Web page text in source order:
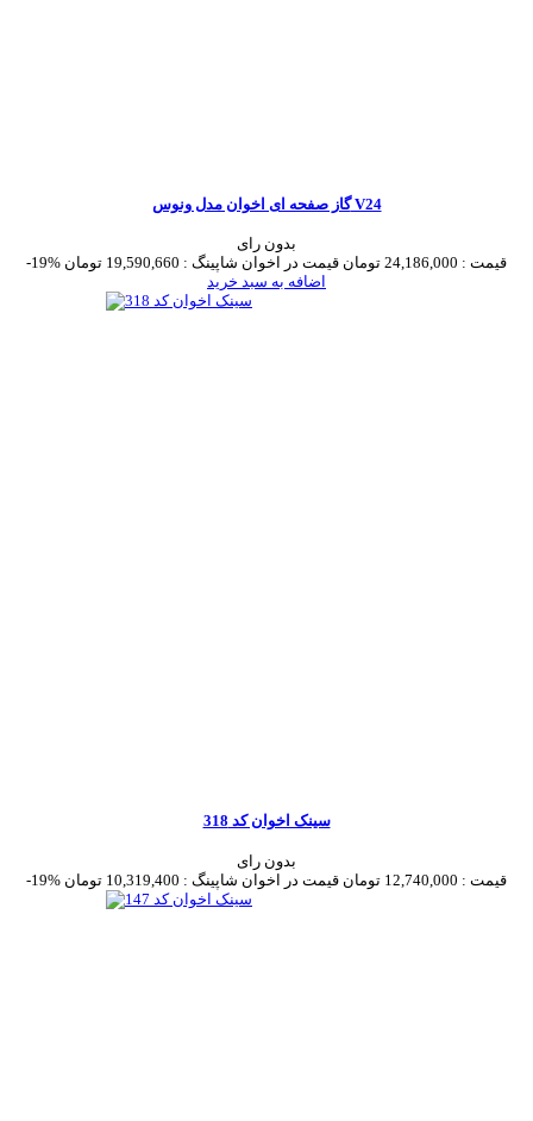
گاز صفحه ای اخوان مدل ونوس V24
بدون رای
-19%
قیمت : 24,186,000 تومان قیمت در اخوان شاپینگ : 19,590,660 تومان
اضافه به سبد خرید
سینک اخوان کد 318
بدون رای
-19%
قیمت : 12,740,000 تومان قیمت در اخوان شاپینگ : 10,319,400 تومان